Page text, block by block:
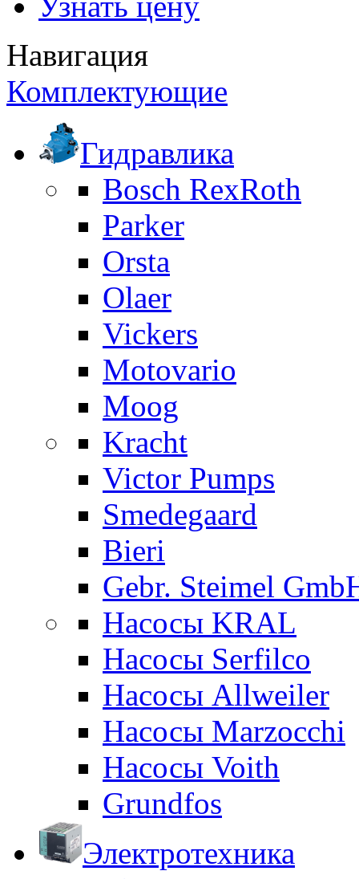
Навигация
Комплектующие
Гидравлика
Bosch RexRoth
Parker
Orsta
Olaer
Vickers
Motovario
Moog
Kracht
Victor Pumps
Smedegaard
Bieri
Gebr. Steimel
Насосы KRAL
Насосы Serfilco
Насосы Allweiler
Насосы Marzocchi
Насосы Voith
Grundfos
Электротехника